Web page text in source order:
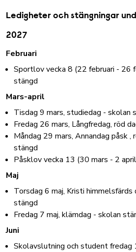
Ledigheter och stängningar
2027
Februari
Sportlov vecka 8 (22 februari - 26
stängd
Mars-april
Tisdag 9 mars, studiedag - skolan
Fredag 26 mars, Långfredag, röd
Måndag 29 mars, Annandag påsk ,
stängd
Påsklov vecka 13 (30 mars - 2
Maj
Torsdag 6 maj, Kristi himmelsfärds
stängd
Fredag 7 maj, klämdag - skolan
Juni
Skolavslutning och student fredag